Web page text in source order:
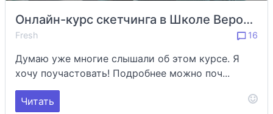
Онлайн-курс скетчинга в Школе Вероники Калачевой
Fresh 16
Думаю уже многие слышали об этом курсе. Я
хочу поучастовать! Подробнее можно поч...
Читать